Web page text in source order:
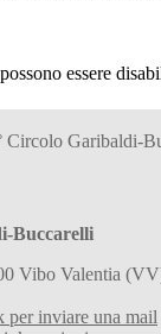
essere
Circolo Garibaldi-
Buccarelli
Vibo Valentia
per inviare una mail